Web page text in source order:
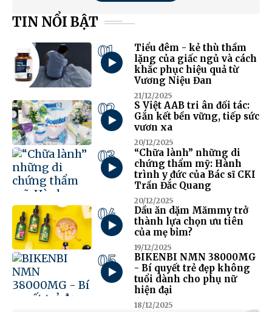
TIN NỔI BẬT
01
Tiểu đêm - kẻ thù thầm
lặng của giấc ngủ và cách
khắc phục hiệu quả từ
Vương Niệu Đan
21/12/2025
02
S Việt AAB tri ân đối tác:
Gắn kết bền vững, tiếp sức
vươn xa
20/12/2025
03
“Chữa lành” những di
chứng thẩm mỹ: Hành
trình y đức của Bác sĩ CKI
Trần Đắc Quang
20/12/2025
04
Dầu ăn dặm Mămmy trở
thành lựa chọn ưu tiên
của mẹ bỉm?
19/12/2025
05
BIKENBI NMN 38000MG
- Bí quyết trẻ đẹp không
tuổi dành cho phụ nữ
hiện đại
18/12/2025